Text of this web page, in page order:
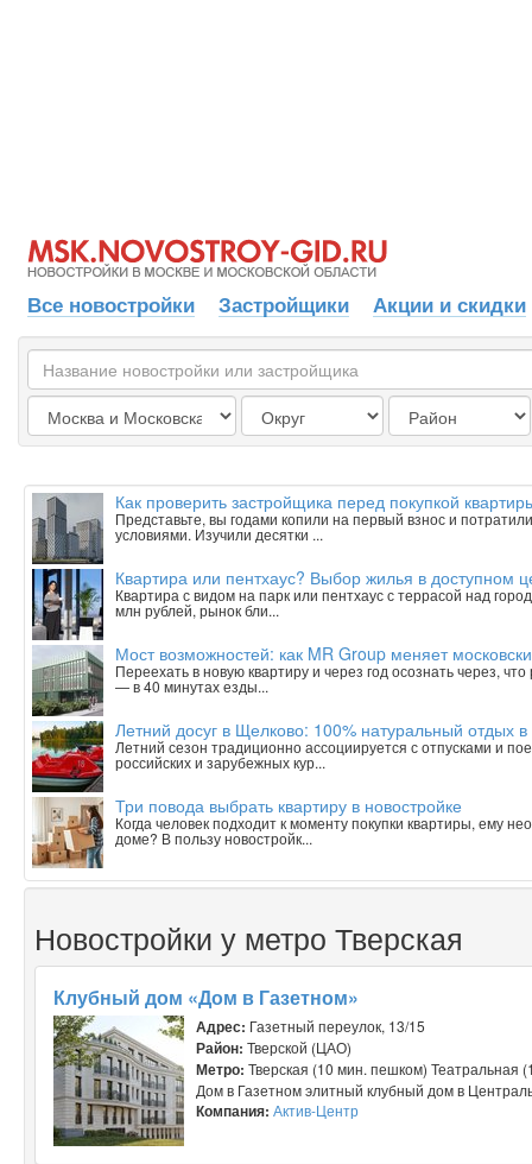
Все новостройки Застройщики Акции и скидки
Как проверить застройщика перед покупкой
Представьте, вы годами копили на первый взнос и
условиями. Изучили десятки ...
Квартира или пентхаус? Выбор жилья в доступном
Квартира с видом на парк или пентхаус с террасой над
млн рублей, рынок бли...
Мост возможностей: как MR Group меняет
Переехать в новую квартиру и через год осознать через,
— в 40 минутах езды...
Летний досуг в Щелково: 100% натуральный отдых в
Летний сезон традиционно ассоциируется с отпусками и
российских и зарубежных кур...
Три повода выбрать квартиру в новостройке
Когда человек подходит к моменту покупки квартиры, ему
доме? В пользу новостройк...
Новостройки у метро Тверская
Клубный дом «Дом в Газетном»
Адрес: Газетный переулок, 13/15
Район: Тверской (ЦАО)
Метро: Тверская (10 мин. пешком)
Дом в Газетном элитный клубный дом в
Компания: Актив-Центр